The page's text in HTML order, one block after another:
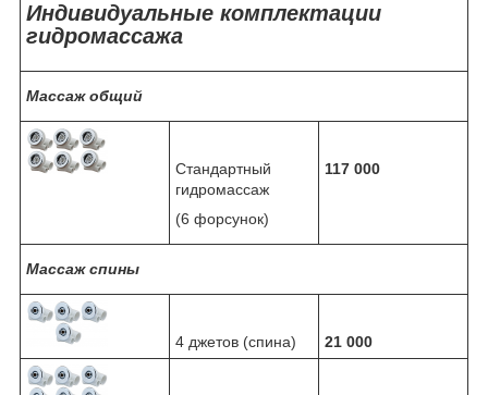
Индивидуальные комплектации
гидромассажа
Массаж общий
Стандартный
гидромассаж
(6 форсунок)
117 000
Массаж спины
4 джетов (спина) 21 000